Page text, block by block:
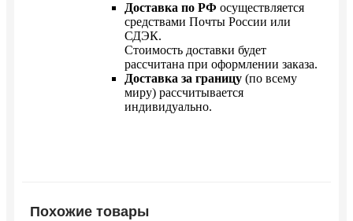
Доставка по РФ осуществляется
средствами Почты России или
СДЭК.
Стоимость доставки будет
рассчитана при оформлении заказа.
Доставка за границу (по всему
миру) рассчитывается
индивидуально.
Похожие товары